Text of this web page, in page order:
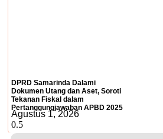
DPRD Samarinda Dalami
Dokumen Utang dan Aset, Soroti
Tekanan Fiskal dalam
Pertanggungjawaban APBD 2025
Agustus 1, 2026